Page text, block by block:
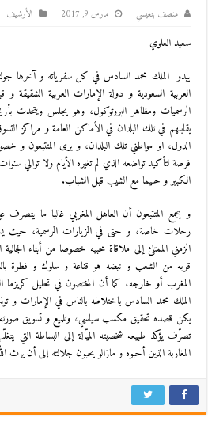
منصف بنعيسي مارس 9, 2017 اﻷرشيف
سعيد العلوي
يبدو الملك محمد السادس في كل سفرياته و آخرها جولته
العربية السعودية و دولة الإمارات العربية
الرسميات ومظاهر البروتوكول، وهو يجلس ويتحدث
يقابلهم في تلك البلدان في الأماكن العامة و مراكز
الدول، او مواطني تلك البلدان، و يرى المتتبعون و
فرصة لتأكيد تواضعه الذي لم تغيره الأيام ولا توالي
الكبير و حليما مع الشيب قبل الشباب.
و يجمع المتتبعون أن العاهل المغربي غالبا ما
رحلات خاصة، و حتى في الزيارات الرسمية، حيث
الزمني الممتلئ إلى ملاقاة محبيه خصوصا من أبناء
قربه من الشعب و نبضه هو قناعة و سلوك و فطرة
المغرب أو خارجه، كما أن المختصون في تحليل كريزما
الملك محمد السادس باختلاطه بالناس في الإمارات و
يكن قصده تحقيق مكسب سياسي، وتلميع و تسويق
تصرّف يؤكد طبيعه شخصيته الميّالة إلى البساطة التي
المغاربة الذين أحبوه و مازالو يحبون جلالته إلى أن يرث